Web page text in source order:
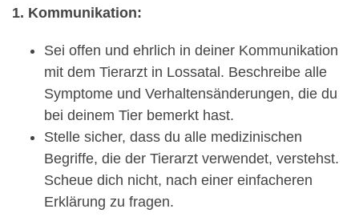
1. Kommunikation:
Sei offen und ehrlich in deiner Kommunikation
mit dem Tierarzt in Lossatal. Beschreibe alle
Symptome und Verhaltensänderungen, die du
bei deinem Tier bemerkt hast.
Stelle sicher, dass du alle medizinischen
Begriffe, die der Tierarzt verwendet, verstehst.
Scheue dich nicht, nach einer einfacheren
Erklärung zu fragen.